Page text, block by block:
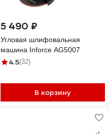
5 490 ₽
Угловая шлифовальная
машина Inforce AG5007
4.5(32)
В корзину